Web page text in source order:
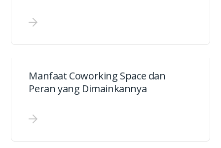
Manfaat Coworking Space dan
Peran yang Dimainkannya